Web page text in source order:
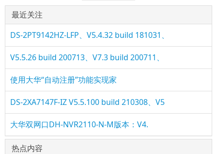
最近关注
DS-2PT9142HZ-LFP、V5.4.32 build 181031、
V5.5.26 build 200713、V7.3 build 200711、
使用大华“自动注册”功能实现家
DS-2XA7147F-IZ V5.5.100 build 210308、V5
大华双网口DH-NVR2110-N-M版本：V4.
热点内容